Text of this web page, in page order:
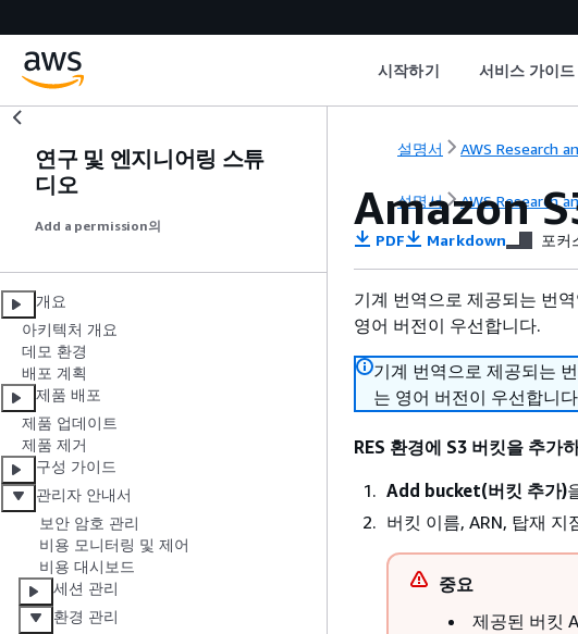
시작하기 서비스 가이드
연구 및 엔지니어링 스튜
디오
Add a permission의
개요
아키텍처 개요
데모 환경
배포 계획
제품 배포
제품 업데이트
제품 제거
구성 가이드
관리자 안내서
보안 암호 관리
비용 모니터링 및 제어
비용 대시보드
세션 관리
환경 관리
설명서 AWS Research
설명서 AWS Research
Amazon
PDF Markdown 포커
기계 번역으로 제공되는 번
영어 버전이 우선합니다.
기계 번역으로 제공되는
는 영어 버전이 우선합니
RES 환경에 S3 버킷을 추가
Add bucket(버킷 추가)
버킷 이름, ARN, 탑재
중요
제공된 버킷